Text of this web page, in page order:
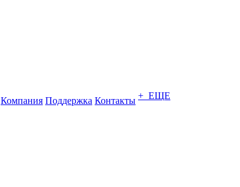
Компания Поддержка Контакты + ЕЩЕ